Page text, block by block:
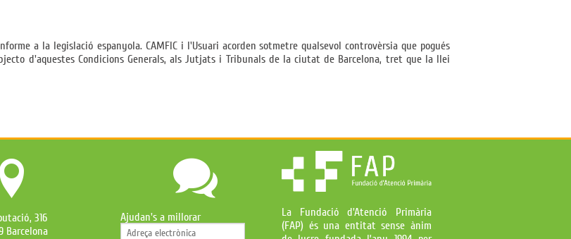
a la legislació espanyola. CAMFIC i l'Usuari acorden sotmetre qualsevol controvèrsia que pogués
d'aquestes Condicions Generals, als Jutjats i Tribunals de la ciutat de Barcelona, tret que la llei
316
Barcelona
Ajudan's a millorar
La Fundació d'Atenció Primària
(FAP) és una entitat sense ànim